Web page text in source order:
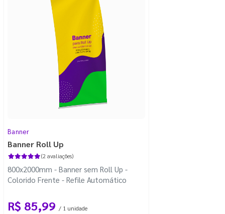
Banner
Banner Roll Up
(2 avaliações)
800x2000mm - Banner sem Roll Up -
Colorido Frente - Refile Automático
R$ 85,99 / 1 unidade